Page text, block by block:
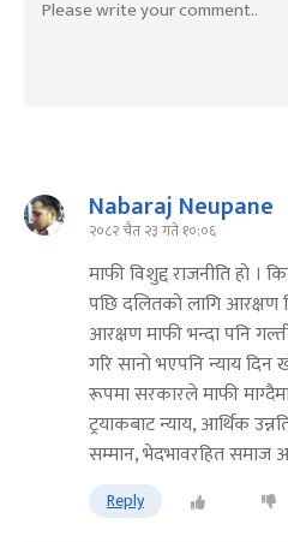
Nabaraj Neupane
२०८२ चैत २३ गते १०:०६
माफी विशुद्द राजनीति हाे
पछि दलितकाे लागि
आरक्षण माफी भन्दा पनि
गरि सानाे भएपनि न्याय
रूपमा सरकारले माफी
ट्रयाकबाट न्याय, आर्थिक
सम्मान, भेदभावरहित
Reply